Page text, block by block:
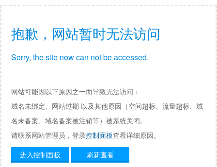
抱歉，网站暂时无法访问
Sorry, the site now can not be accessed.
网站可能因以下原因之一而导致无法访问：
域名未绑定、网站过期 以及其他原因（空间超标、流量超标、域
名未备案、域名备案被注销等）被系统关闭。
请联系网站管理员，登录控制面板查看详细原因。
进入控制面板
刷新查看